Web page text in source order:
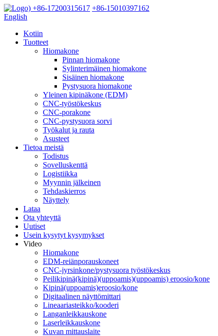
+86-17200315617 +86-15010397162
English
Kotiin
Tuotteet
Hiomakone
Pinnan hiomakone
Sylinterimäinen hiomakone
Sisäinen hiomakone
Pystysuora hiomakone
Yleinen kipinäkone (EDM)
CNC-työstökeskus
CNC-porakone
CNC-pystysuora sorvi
Työkalut ja rauta
Asusteet
Tietoa meistä
Todistus
Sovelluskenttä
Logistiikka
Myynnin jälkeinen
Tehdaskierros
Näyttely
Lataa
Ota yhteyttä
Uutiset
Usein kysytyt kysymykset
Video
Hiomakone
EDM-reiänporauskoneet
CNC-jyrsinkone/pystysuora työstökeskus
Peilikipinä(kipinä)(uppoamis)(uppoamis) eroosio/kone
Kipinä(uppoamis)eroosio/kone
Digitaalinen näyttömittari
Lineaariasteikko/kooderi
Langanleikkauskone
Laserleikkauskone
Kuvan mittauslaite